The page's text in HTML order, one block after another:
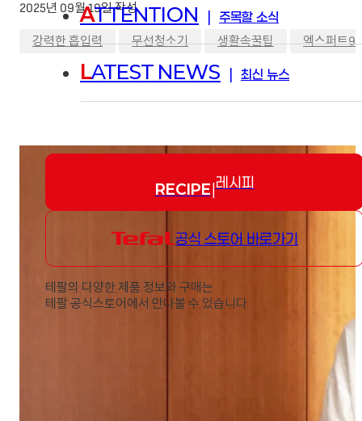
ATTENTION 주목할 소식
LATEST NEWS 최신 뉴스
RECIPE |레시피
공식 스토어 바로가기
테팔의 다양한 제품 정보와 구매는
테팔 공식스토어에서 만나볼 수 있습니다
2025년 09월 19일 작성
강력한 흡입력 무선청소기 생활속꿀팁 엑스퍼트